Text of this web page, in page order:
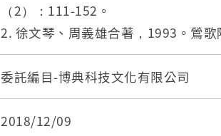
3.湯匙底部上釉部分印有商標「
PAN」，後者為日本在1945年到
必須印有此標記。
（2）：111-152。
2. 徐文琴、周義雄合著，1993。鶯
出版。
3. 陳新上，2002。阿嬤硘仔─館藏臺
館。
4. 野崎誠近原著，古亭書屋編譯，
委託編目-博典科技文化有限公司
2018/12/09